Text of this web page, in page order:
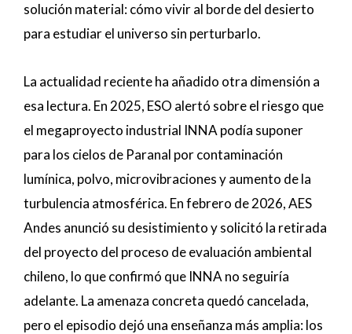
solución material: cómo vivir al borde del desierto
para estudiar el universo sin perturbarlo.
La actualidad reciente ha añadido otra dimensión a
esa lectura. En 2025, ESO alertó sobre el riesgo que
el megaproyecto industrial INNA podía suponer
para los cielos de Paranal por contaminación
lumínica, polvo, microvibraciones y aumento de la
turbulencia atmosférica. En febrero de 2026, AES
Andes anunció su desistimiento y solicitó la retirada
del proyecto del proceso de evaluación ambiental
chileno, lo que confirmó que INNA no seguiría
adelante. La amenaza concreta quedó cancelada,
pero el episodio dejó una enseñanza más amplia: los